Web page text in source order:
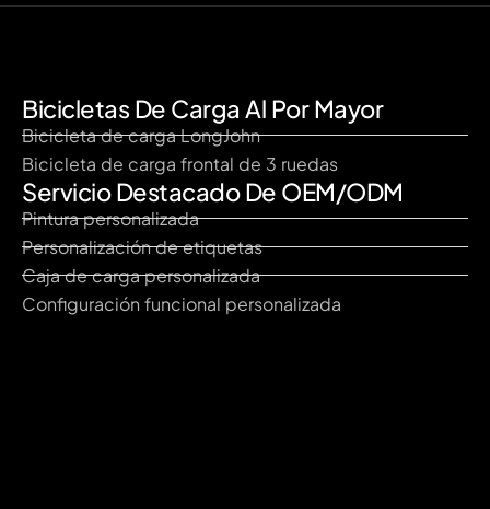
Bicicletas De Carga Al Por Mayor
Bicicleta de carga LongJohn
Bicicleta de carga frontal de 3 ruedas
Servicio Destacado De OEM/ODM
Pintura personalizada
Personalización de etiquetas
Caja de carga personalizada
Configuración funcional personalizada